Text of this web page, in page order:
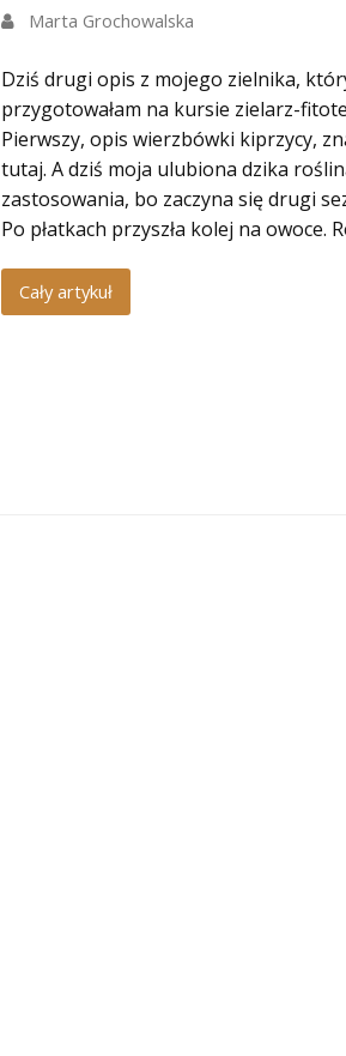
Marta Grochowalska
Dziś drugi opis z mojego zielnika,
przygotowałam na kursie zielarz-
Pierwszy, opis wierzbówki kiprzycy,
tutaj. A dziś moja ulubiona dzika
zastosowania, bo zaczyna się drugi
Po płatkach przyszła kolej na owoce.
Cały artykuł